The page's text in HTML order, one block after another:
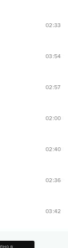
02:33
03:54
02:57
02:00
02:40
02:36
03:42